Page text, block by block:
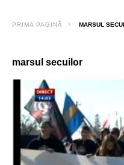
PRIMA PAGINĂ MARSUL
marsul secuilor